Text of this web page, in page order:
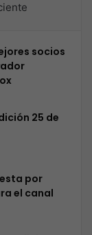
socios
25 de
por
el canal